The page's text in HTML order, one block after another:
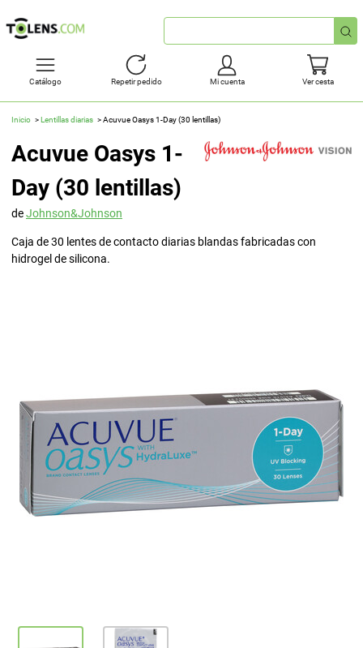
Búsqueda
rápida
Catálogo Repetir pedido Mi cuenta Ver cesta
Inicio Lentillas diarias Acuvue Oasys 1-Day (30 lentillas)
Acuvue Oasys 1-
Day (30 lentillas)
deJohnson&Johnson
Caja de 30 lentes de contacto diarias blandas fabricadas con
hidrogel de silicona.